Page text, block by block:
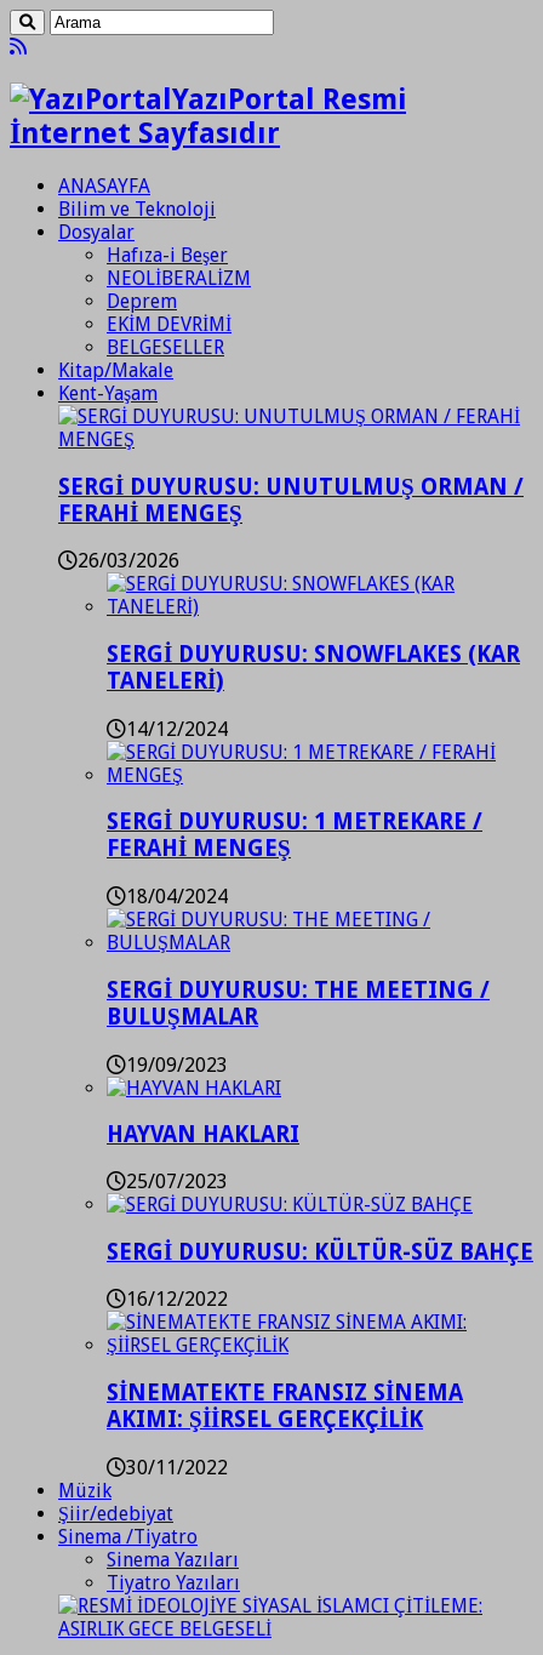
YazıPortal Resmi
İnternet Sayfasıdır
ANASAYFA
Bilim ve Teknoloji
Dosyalar
Hafıza-i Beşer
NEOLİBERALİZM
Deprem
EKİM DEVRİMİ
BELGESELLER
Kitap/Makale
Kent-Yaşam
SERGİ DUYURUSU: UNUTULMUŞ ORMAN /
FERAHİ MENGEŞ
26/03/2026
SERGİ DUYURUSU: SNOWFLAKES (KAR
TANELERİ)
14/12/2024
SERGİ DUYURUSU: 1 METREKARE /
FERAHİ MENGEŞ
18/04/2024
SERGİ DUYURUSU: THE MEETING /
BULUŞMALAR
19/09/2023
HAYVAN HAKLARI
25/07/2023
SERGİ DUYURUSU: KÜLTÜR-SÜZ BAHÇE
16/12/2022
SİNEMATEKTE FRANSIZ SİNEMA
AKIMI: ŞİİRSEL GERÇEKÇİLİK
30/11/2022
Müzik
Şiir/edebiyat
Sinema /Tiyatro
Sinema Yazıları
Tiyatro Yazıları